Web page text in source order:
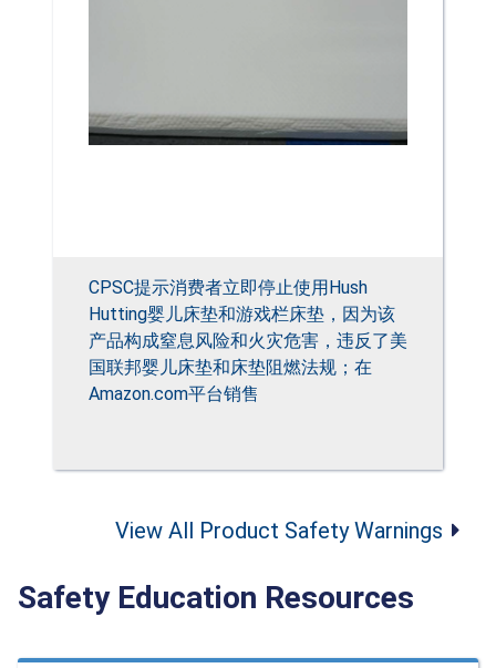
CPSC提示消费者立即停止使用Hush
Hutting婴儿床垫和游戏栏床垫，因为该
产品构成窒息风险和火灾危害，违反了美
国联邦婴儿床垫和床垫阻燃法规；在
Amazon.com平台销售
View All Product Safety Warnings
Safety Education Resources